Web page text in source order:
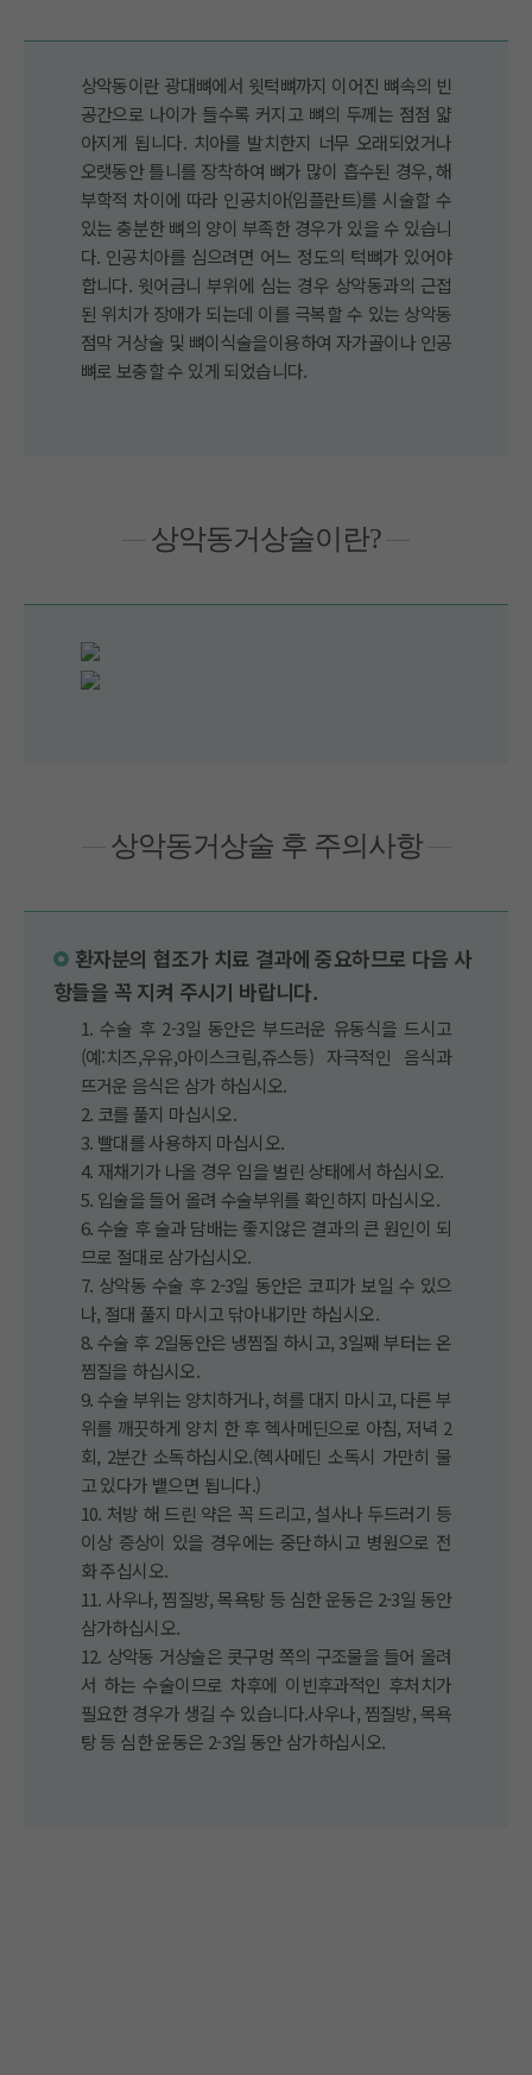
상악동이란 광대뼈에서 윗턱뼈까지 이어진 뼈속의 빈
공간으로 나이가 들수록 커지고 뼈의 두께는 점점 얇
아지게 됩니다. 치아를 발치한지 너무 오래되었거나
오랫동안 틀니를 장착하여 뼈가 많이 흡수된 경우, 해
부학적 차이에 따라 인공치아(임플란트)를 시술할 수
있는 충분한 뼈의 양이 부족한 경우가 있을 수 있습니
다. 인공치아를 심으려면 어느 정도의 턱뼈가 있어야
합니다. 윗어금니 부위에 심는 경우 상악동과의 근접
된 위치가 장애가 되는데 이를 극복할 수 있는 상악동
점막 거상술 및 뼈이식술을이용하여 자가골이나 인공
뼈로 보충할 수 있게 되었습니다.
상악동거상술이란?
상악동거상술 후 주의사항
환자분의 협조가 치료 결과에 중요하므로 다음 사
항들을 꼭 지켜 주시기 바랍니다.
1. 수술 후 2-3일 동안은 부드러운 유동식을 드시고
(예:치즈,우유,아이스크림,쥬스등) 자극적인 음식과
뜨거운 음식은 삼가 하십시오.
2. 코를 풀지 마십시오.
3. 빨대를 사용하지 마십시오.
4. 재채기가 나올 경우 입을 벌린 상태에서 하십시오.
5. 입술을 들어 올려 수술부위를 확인하지 마십시오.
6. 수술 후 술과 담배는 좋지않은 결과의 큰 원인이 되
므로 절대로 삼가십시오.
7. 상악동 수술 후 2-3일 동안은 코피가 보일 수 있으
나, 절대 풀지 마시고 닦아내기만 하십시오.
8. 수술 후 2일동안은 냉찜질 하시고, 3일째 부터는 온
찜질을 하십시오.
9. 수술 부위는 양치하거나, 혀를 대지 마시고, 다른 부
위를 깨끗하게 양치 한 후 헥사메딘으로 아침, 저녁 2
회, 2분간 소독하십시오.(헥사메딘 소독시 가만히 물
고 있다가 뱉으면 됩니다.)
10. 처방 해 드린 약은 꼭 드리고, 설사나 두드러기 등
이상 증상이 있을 경우에는 중단하시고 병원으로 전
화 주십시오.
11. 사우나, 찜질방, 목욕탕 등 심한 운동은 2-3일 동안
삼가하십시오.
12. 상악동 거상술은 콧구멍 쪽의 구조물을 들어 올려
서 하는 수술이므로 차후에 이빈후과적인 후처치가
필요한 경우가 생길 수 있습니다.사우나, 찜질방, 목욕
탕 등 심한 운동은 2-3일 동안 삼가하십시오.